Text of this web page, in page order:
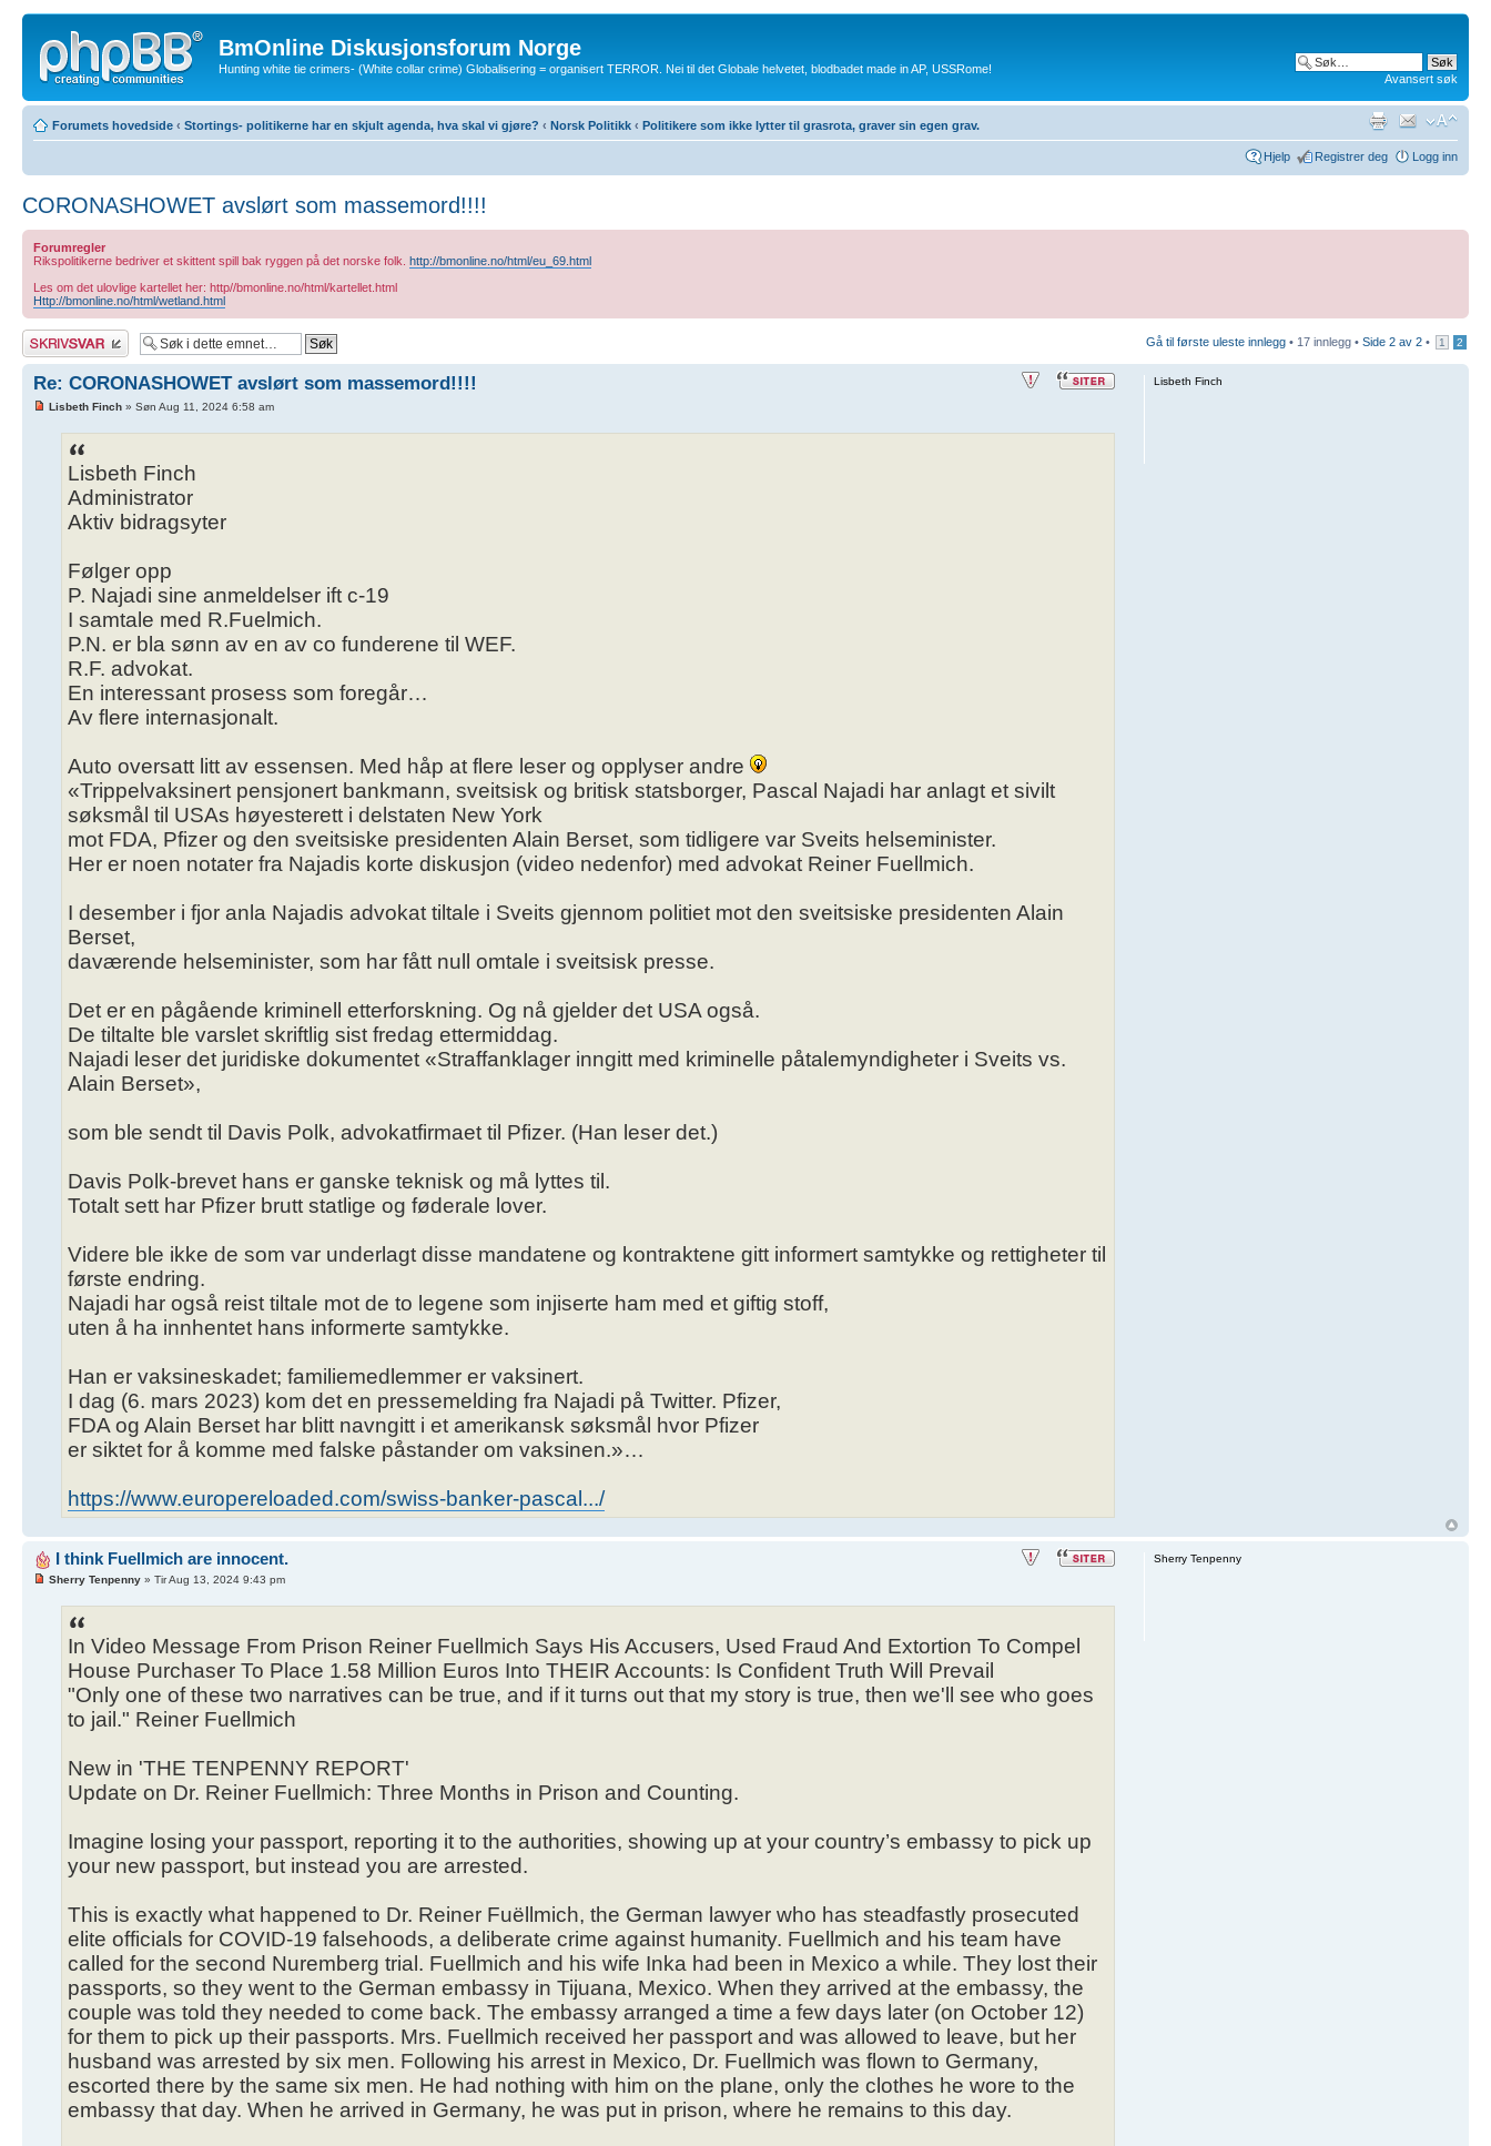
BmOnline Diskusjonsforum Norge
Hunting white tie crimers- (White collar crime) Globalisering = organisert TERROR. Nei til det Globale helvetet, blodbadet made in AP, USSRome!
Avansert søk
Forumets hovedside ‹ Stortings- politikerne har en skjult agenda, hva skal vi gjøre? ‹ Norsk Politikk ‹ Politikere som ikke lytter til grasrota, graver sin egen grav.
Hjelp Registrer deg Logg inn
CORONASHOWET avslørt som massemord!!!!
Forumregler
Rikspolitikerne bedriver et skittent spill bak ryggen på det norske folk. http://bmonline.no/html/eu_69.html
Les om det ulovlige kartellet her: http//bmonline.no/html/kartellet.html
Http://bmonline.no/html/wetland.html
Skriv et svar Gå til første uleste innlegg • 17 innlegg • Side 2 av 2 • 1 2
Re: CORONASHOWET avslørt som massemord!!!!
Lisbeth Finch » Søn Aug 11, 2024 6:58 am
Lisbeth Finch
Administrator
Aktiv bidragsyter
Følger opp
P. Najadi sine anmeldelser ift c-19
I samtale med R.Fuelmich.
P.N. er bla sønn av en av co funderene til WEF.
R.F. advokat.
En interessant prosess som foregår…
Av flere internasjonalt.
Auto oversatt litt av essensen. Med håp at flere leser og opplyser andre
«Trippelvaksinert pensjonert bankmann, sveitsisk og britisk statsborger, Pascal Najadi har anlagt et sivilt
søksmål til USAs høyesterett i delstaten New York
mot FDA, Pfizer og den sveitsiske presidenten Alain Berset, som tidligere var Sveits helseminister.
Her er noen notater fra Najadis korte diskusjon (video nedenfor) med advokat Reiner Fuellmich.
I desember i fjor anla Najadis advokat tiltale i Sveits gjennom politiet mot den sveitsiske presidenten Alain
Berset,
daværende helseminister, som har fått null omtale i sveitsisk presse.
Det er en pågående kriminell etterforskning. Og nå gjelder det USA også.
De tiltalte ble varslet skriftlig sist fredag ​​ettermiddag.
Najadi leser det juridiske dokumentet «Straffanklager inngitt med kriminelle påtalemyndigheter i Sveits vs.
Alain Berset»,
som ble sendt til Davis Polk, advokatfirmaet til Pfizer. (Han leser det.)
Davis Polk-brevet hans er ganske teknisk og må lyttes til.
Totalt sett har Pfizer brutt statlige og føderale lover.
Videre ble ikke de som var underlagt disse mandatene og kontraktene gitt informert samtykke og rettigheter til
første endring.
Najadi har også reist tiltale mot de to legene som injiserte ham med et giftig stoff,
uten å ha innhentet hans informerte samtykke.
Han er vaksineskadet; familiemedlemmer er vaksinert.
I dag (6. mars 2023) kom det en pressemelding fra Najadi på Twitter. Pfizer,
FDA og Alain Berset har blitt navngitt i et amerikansk søksmål hvor Pfizer
er siktet for å komme med falske påstander om vaksinen.»…
https://www.europereloaded.com/swiss-banker-pascal.../
Lisbeth Finch
I think Fuellmich are innocent.
Sherry Tenpenny » Tir Aug 13, 2024 9:43 pm
In Video Message From Prison Reiner Fuellmich Says His Accusers, Used Fraud And Extortion To Compel
House Purchaser To Place 1.58 Million Euros Into THEIR Accounts: Is Confident Truth Will Prevail
"Only one of these two narratives can be true, and if it turns out that my story is true, then we'll see who goes
to jail." Reiner Fuellmich
New in 'THE TENPENNY REPORT'
Update on Dr. Reiner Fuellmich: Three Months in Prison and Counting.
Imagine losing your passport, reporting it to the authorities, showing up at your country’s embassy to pick up
your new passport, but instead you are arrested.
This is exactly what happened to Dr. Reiner Fuëllmich, the German lawyer who has steadfastly prosecuted
elite officials for COVID-19 falsehoods, a deliberate crime against humanity. Fuellmich and his team have
called for the second Nuremberg trial. Fuellmich and his wife Inka had been in Mexico a while. They lost their
passports, so they went to the German embassy in Tijuana, Mexico. When they arrived at the embassy, the
couple was told they needed to come back. The embassy arranged a time a few days later (on October 12)
for them to pick up their passports. Mrs. Fuellmich received her passport and was allowed to leave, but her
husband was arrested by six men. Following his arrest in Mexico, Dr. Fuellmich was flown to Germany,
escorted there by the same six men. He had nothing with him on the plane, only the clothes he wore to the
embassy that day. When he arrived in Germany, he was put in prison, where he remains to this day.
Sherry Tenpenny